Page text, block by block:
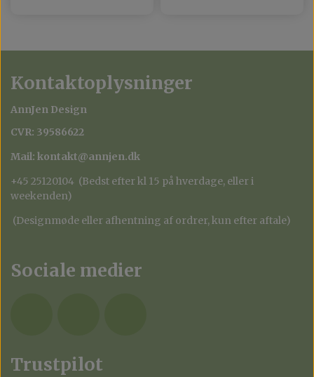
Kontaktoplysninger
AnnJen Design
CVR: 39586622
Mail: kontakt@annjen.dk
+45 25120104 (Bedst efter kl 15 på hverdage, eller i
weekenden)
(Designmøde eller afhentning af ordrer, kun efter aftale)
Sociale medier
Trustpilot